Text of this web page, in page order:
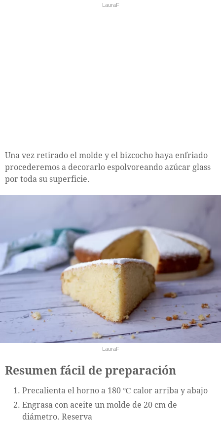
LauraF
Una vez retirado el molde y el bizcocho haya enfriado
procederemos a decorarlo espolvoreando azúcar glass
por toda su superficie.
LauraF
Resumen fácil de preparación
Precalienta el horno a 180 ℃ calor arriba y abajo
Engrasa con aceite un molde de 20 cm de
diámetro. Reserva